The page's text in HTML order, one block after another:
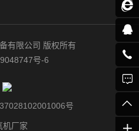
有限公司 版权所有
号-6
号
机厂家